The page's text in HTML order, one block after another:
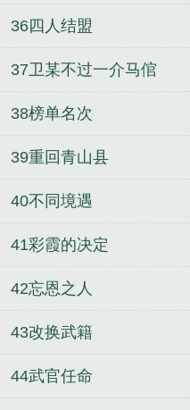
36四人结盟
37卫某不过一介马倌
38榜单名次
39重回青山县
40不同境遇
41彩霞的决定
42忘恩之人
43改换武籍
44武官任命